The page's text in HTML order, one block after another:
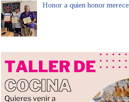
Honor a quien honor merece